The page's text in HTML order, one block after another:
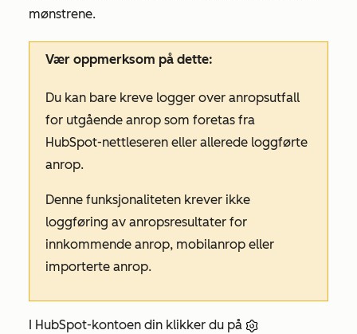
mønstrene.
Vær oppmerksom på dette:
Du kan bare kreve logger over anropsutfall
for utgående anrop som foretas fra
HubSpot-nettleseren eller allerede loggførte
anrop.
Denne funksjonaliteten krever ikke
loggføring av anropsresultater for
innkommende anrop, mobilanrop eller
importerte anrop.
I HubSpot-kontoen din klikker du på